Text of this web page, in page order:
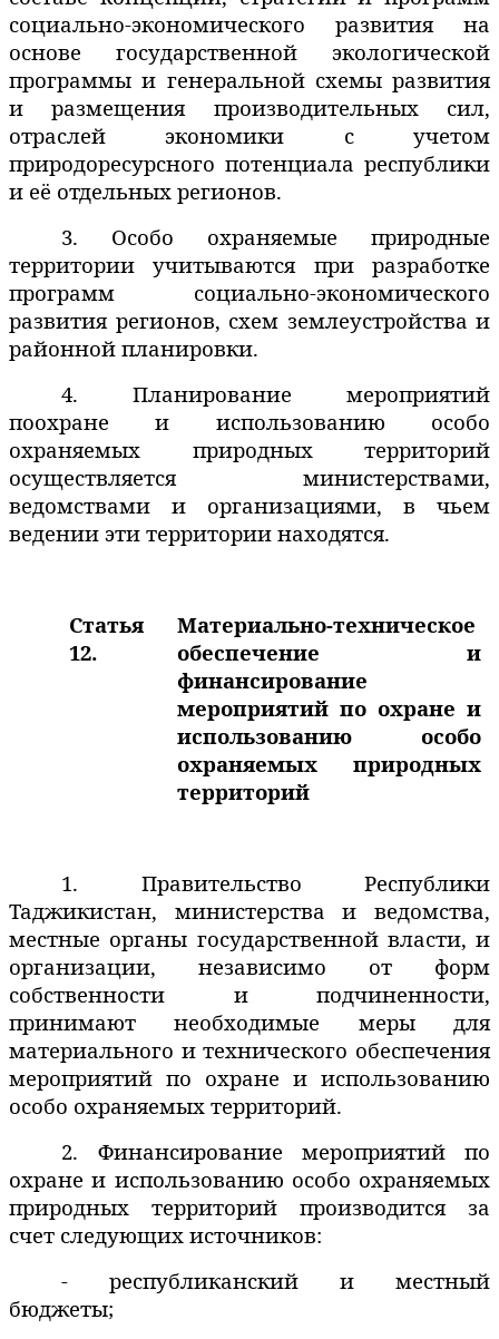
социально-экономического развития на
основе государственной экологической
программы и генеральной схемы развития
и размещения производительных сил,
отраслей экономики с учетом
природоресурсного потенциала республики
и её отдельных регионов.
3. Особо охраняемые природные
территории учитываются при разработке
программ социально-экономического
развития регионов, схем землеустройства и
районной планировки.
4. Планирование мероприятий
поохране и использованию особо
охраняемых природных территорий
осуществляется министерствами,
ведомствами и организациями, в чьем
ведении эти территории находятся.
Статья
12.
Материально-техническое
обеспечение и
финансирование
мероприятий по охране и
использованию особо
охраняемых природных
территорий
1. Правительство Республики
Таджикистан, министерства и ведомства,
местные органы государственной власти, и
организации, независимо от форм
собственности и подчиненности,
принимают необходимые меры для
материального и технического обеспечения
мероприятий по охране и использованию
особо охраняемых территорий.
2. Финансирование мероприятий по
охране и использованию особо охраняемых
природных территорий производится за
счет следующих источников:
- республиканский и местный
бюджеты;